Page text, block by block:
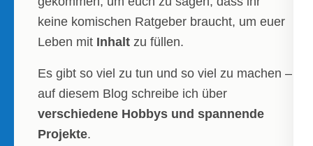
keine komischen Ratgeber braucht, um euer
Leben mit Inhalt zu füllen.
Es gibt so viel zu tun und so viel zu machen –
auf diesem Blog schreibe ich über
verschiedene Hobbys und spannende
Projekte.